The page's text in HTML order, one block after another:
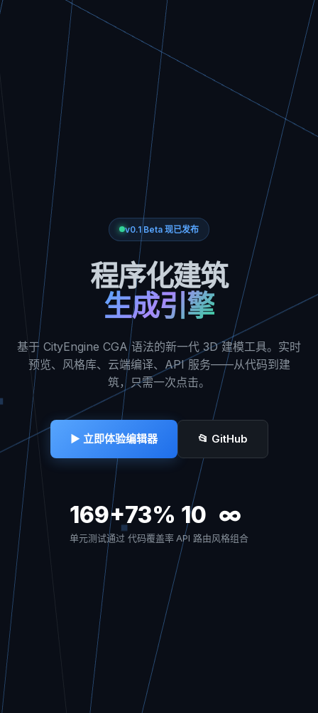
v0.1 Beta 现已发布
程序化建筑
生成引擎
基于 CityEngine CGA 语法的新一代 3D 建模工具。实时
预览、风格库、云端编译、API 服务——从代码到建
筑，只需一次点击。
▶ 立即体验编辑器 📂 GitHub
169+
单元测试通过
73%
代码覆盖率
10
API 路由
∞
风格组合